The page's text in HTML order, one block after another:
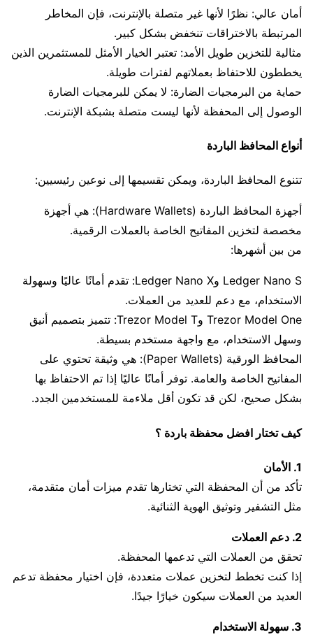
أمان عالي: نظرًا لأنها غير متصلة بالإنترنت، فإن المخاطر
المرتبطة بالاختراقات تنخفض بشكل كبير.
مثالية للتخزين طويل الأمد: تعتبر الخيار الأمثل للمستثمرين الذين
يخططون للاحتفاظ بعملاتهم لفترات طويلة.
حماية من البرمجيات الضارة: لا يمكن للبرمجيات الضارة
الوصول إلى المحفظة لأنها ليست متصلة بشبكة الإنترنت.
أنواع المحافظ الباردة
تتنوع المحافظ الباردة، ويمكن تقسيمها إلى نوعين رئيسيين:
أجهزة المحافظ الباردة (Hardware Wallets): هي أجهزة
مخصصة لتخزين المفاتيح الخاصة بالعملات الرقمية.
من بين أشهرها:
Ledger Nano S وLedger Nano X: تقدم أمانًا عاليًا وسهولة
الاستخدام، مع دعم للعديد من العملات.
Trezor Model One وTrezor Model T: تتميز بتصميم أنيق
وسهل الاستخدام، مع واجهة مستخدم بسيطة.
المحافظ الورقية (Paper Wallets): هي وثيقة تحتوي على
المفاتيح الخاصة والعامة. توفر أمانًا عاليًا إذا تم الاحتفاظ بها
بشكل صحيح، لكن قد تكون أقل ملاءمة للمستخدمين الجدد.
كيف تختار افضل محفظة باردة ؟
1. الأمان
تأكد من أن المحفظة التي تختارها تقدم ميزات أمان متقدمة،
مثل التشفير وتوثيق الهوية الثنائية.
2. دعم العملات
تحقق من العملات التي تدعمها المحفظة.
إذا كنت تخطط لتخزين عملات متعددة، فإن اختيار محفظة تدعم
العديد من العملات سيكون خيارًا جيدًا.
3. سهولة الاستخدام